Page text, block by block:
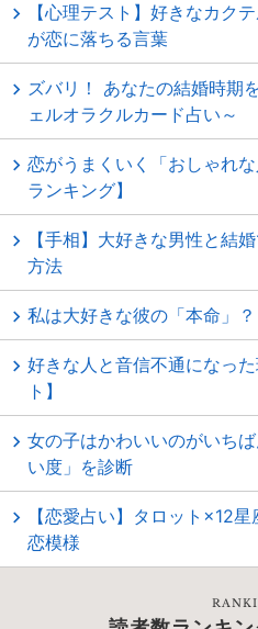
【心理テスト】好きなカク
が恋に落ちる言葉
ズバリ！ あなたの結婚時期
ェルオラクルカード占い～
恋がうまくいく「おしゃれ
ランキング】
【手相】大好きな男性と結
方法
私は大好きな彼の「本命」
好きな人と音信不通になっ
ト】
女の子はかわいいのがいち
い度」を診断
【恋愛占い】タロット×12
恋模様